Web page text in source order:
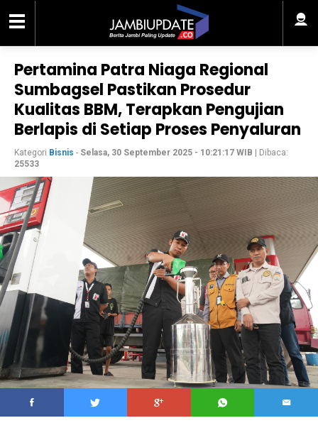
Pertamina Patra Niaga Regional
Sumbagsel Pastikan Prosedur
Kualitas BBM, Terapkan Pengujian
Berlapis di Setiap Proses Penyaluran
Kategori Bisnis - Selasa, 30 September 2025 - 10:21:17 WIB | Dibaca:
25533